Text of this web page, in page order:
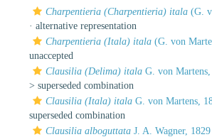
Charpentieria (Charpentieria) itala (G.
· alternative representation
Charpentieria (Itala) itala (G. von
unaccepted
Clausilia (Delima) itala G. von
> superseded combination
Clausilia (Itala) itala G. von Martens,
superseded combination
Clausilia alboguttata J. A. Wagner, 1829